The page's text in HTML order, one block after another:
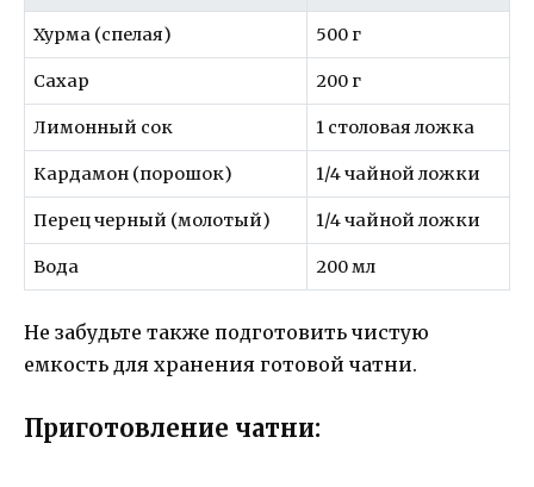
Хурма (спелая) 500 г
Сахар 200 г
Лимонный сок 1 столовая ложка
Кардамон (порошок) 1/4 чайной ложки
Перец черный (молотый) 1/4 чайной ложки
Вода 200 мл
Не забудьте также подготовить чистую
емкость для хранения готовой чатни.
Приготовление чатни: